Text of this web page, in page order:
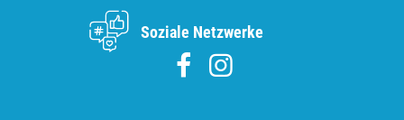
Soziale Netzwerke